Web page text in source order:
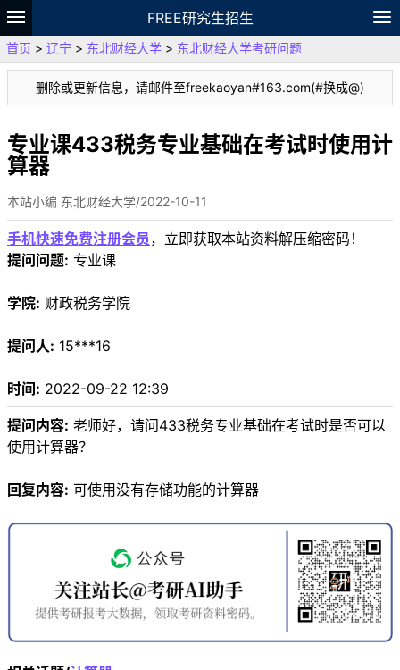
FREE研究生招生
题库
故事 专题 APP 笔记
论坛
VIP
资料
首页 > 辽宁 > 东北财经大学 > 东北财经大学考研问题
删除或更新信息，请邮件至freekaoyan#163.com(#换成@)
专业课433税务专业基础在考试时使用计
算器
本站小编 东北财经大学/2022-10-11
手机快速免费注册会员 ，立即获取本站资料解压缩密码！
提问问题: 专业课
学院: 财政税务学院
提问人: 15***16
时间: 2022-09-22 12:39
提问内容: 老师好，请问433税务专业基础在考试时是否可以
使用计算器？
回复内容: 可使用没有存储功能的计算器